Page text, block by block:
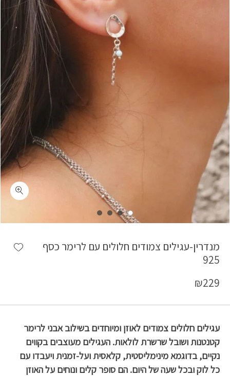
מנדרין-עגילים צמודים חלולים עם לרימר כסף
925
₪229
עגילים חלולים צמודים לאוזן ומיוחדים בשילוב אבני לרימר
קטנטנות ושובל שרשרת לולאות. העגילים מעוצבים בקווים
נקיים, בדוגמא מינימליסטית, קלאסית ועל-זמנית ויעבדו עם
כל לוק ובכל שעה של היום. הם סופר קלים ונוחים על האוזן